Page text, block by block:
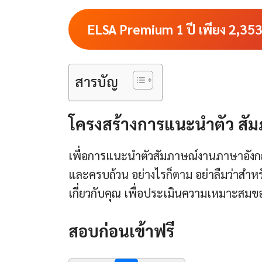
ELSA Premium 1 ปี เพียง 2,353
สารบัญ
โครงสร้างการแนะนำตัว
เพื่อการแนะนำตัวสัมภาษณ์งานภาษาอัง
และครบถ้วน อย่างไรก็ตาม อย่าลืมว่าส
เกี่ยวกับคุณ เพื่อประเมินความเหมาะสม
สอบก่อนเข้าฟรี